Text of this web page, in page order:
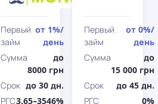
Первый
займ
от 1%/
день
Сумма
до
8000 грн
Срок до 30 дн.
РГС3,65–3546%
Первый
займ
от 0%/
день
Сумма
до
15 000 грн
Срок
до 45 дн.
РГС
0%